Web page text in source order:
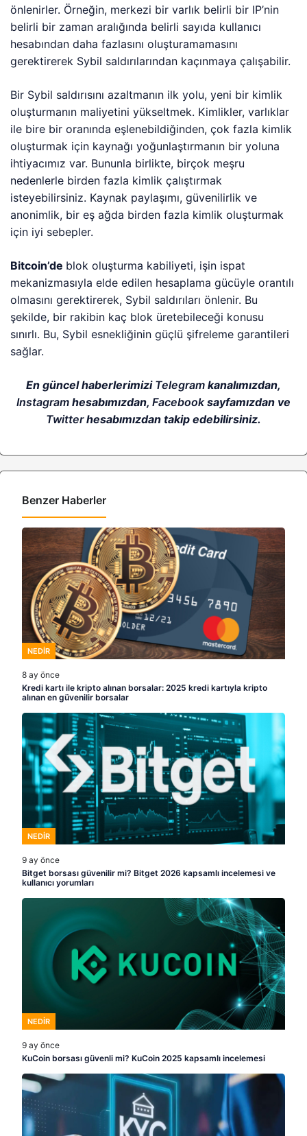
önlenirler. Örneğin, merkezi bir varlık belirli bir IP’nin
belirli bir zaman aralığında belirli sayıda kullanıcı
hesabından daha fazlasını oluşturamamasını
gerektirerek Sybil saldırılarından kaçınmaya çalışabilir.
Bir Sybil saldırısını azaltmanın ilk yolu, yeni bir kimlik
oluşturmanın maliyetini yükseltmek. Kimlikler, varlıklar
ile bire bir oranında eşlenebildiğinden, çok fazla kimlik
oluşturmak için kaynağı yoğunlaştırmanın bir yoluna
ihtiyacımız var. Bununla birlikte, birçok meşru
nedenlerle birden fazla kimlik çalıştırmak
isteyebilirsiniz. Kaynak paylaşımı, güvenilirlik ve
anonimlik, bir eş ağda birden fazla kimlik oluşturmak
için iyi sebepler.
Bitcoin’de blok oluşturma kabiliyeti, işin ispat
mekanizmasıyla elde edilen hesaplama gücüyle orantılı
olmasını gerektirerek, Sybil saldırıları önlenir. Bu
şekilde, bir rakibin kaç blok üretebileceği konusu
sınırlı. Bu, Sybil esnekliğinin güçlü şifreleme garantileri
sağlar.
En güncel haberlerimizi Telegram kanalımızdan,
Instagramhesabımızdan, Facebooksayfamızdan ve
Twitterhesabımızdan takip edebilirsiniz.
Benzer Haberler
NEDIR
8 ay önce
Kredi kartı ile kripto alınan borsalar: 2025 kredi kartıyla kripto
alınan en güvenilir borsalar
NEDIR
9 ay önce
Bitget borsası güvenilir mi? Bitget 2026 kapsamlı incelemesi ve
kullanıcı yorumları
NEDIR
9 ay önce
KuCoin borsası güvenli mi? KuCoin 2025 kapsamlı incelemesi